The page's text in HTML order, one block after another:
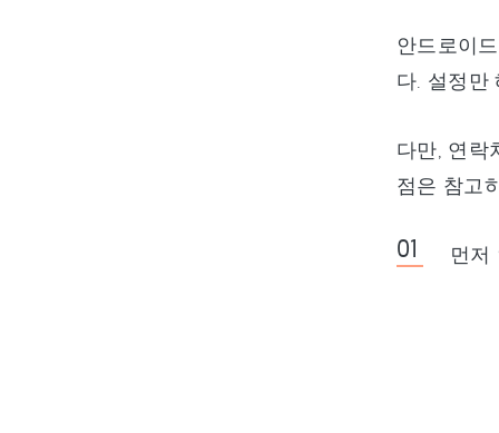
안드로이
다. 설정만
다만, 연락
점은 참고
먼저